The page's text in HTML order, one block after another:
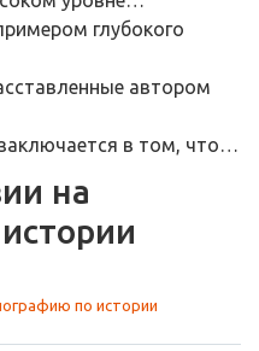
глубокого
автором
в том, что…
на
по истории